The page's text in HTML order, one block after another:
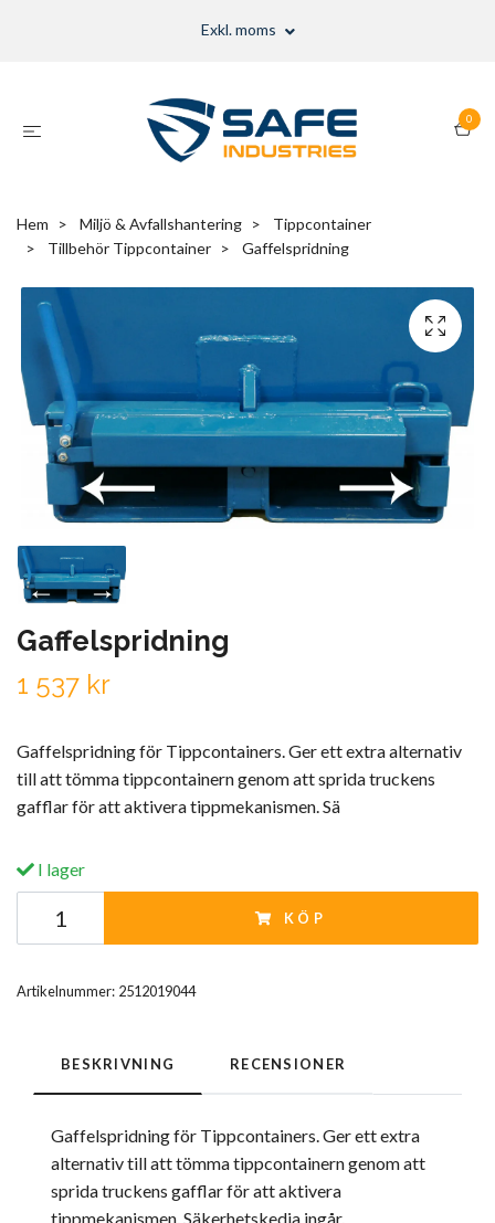
Exkl. moms
0
Hem Miljö & Avfallshantering
Tippcontainer
Tillbehör Tippcontainer
Gaffelspridning
Gaffelspridning
1 537 kr
Gaffelspridning för Tippcontainers. Ger ett extra alternativ
till att tömma tippcontainern genom att sprida truckens
gafflar för att aktivera tippmekanismen. Sä
I lager
KÖP
Artikelnummer: 2512019044
BESKRIVNING RECENSIONER
Gaffelspridning för Tippcontainers. Ger ett extra
alternativ till att tömma tippcontainern genom att
sprida truckens gafflar för att aktivera
tippmekanismen. Säkerhetskedja ingår.